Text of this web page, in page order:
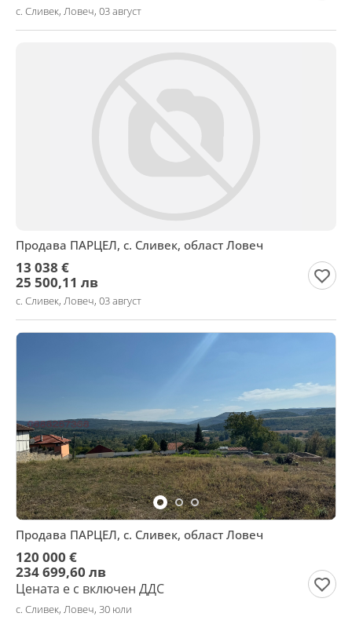
с. Сливек, Ловеч, 03 август
Продава ПАРЦЕЛ, с. Сливек, област Ловеч
13 038 €
25 500,11 лв
с. Сливек, Ловеч, 03 август
Продава ПАРЦЕЛ, с. Сливек, област Ловеч
120 000 €
234 699,60 лв
Цената е с включен ДДС
с. Сливек, Ловеч, 30 юли